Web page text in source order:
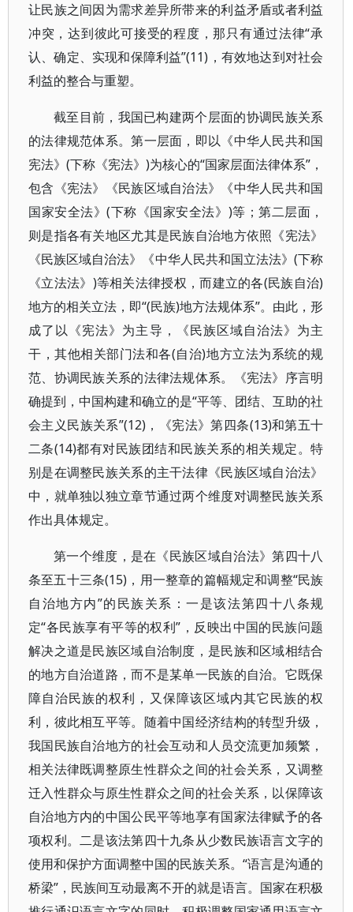
让民族之间因为需求差异所带来的利益矛盾或者利益
冲突，达到彼此可接受的程度，那只有通过法律“承
认、确定、实现和保障利益”(11)，有效地达到对社会
利益的整合与重塑。
截至目前，我国已构建两个层面的协调民族关系
的法律规范体系。第一层面，即以《中华人民共和国
宪法》(下称《宪法》)为核心的“国家层面法律体系”，
包含《宪法》《民族区域自治法》《中华人民共和国
国家安全法》(下称《国家安全法》)等；第二层面，
则是指各有关地区尤其是民族自治地方依照《宪法》
《民族区域自治法》《中华人民共和国立法法》(下称
《立法法》)等相关法律授权，而建立的各(民族自治)
地方的相关立法，即“(民族)地方法规体系”。由此，形
成了以《宪法》为主导，《民族区域自治法》为主
干，其他相关部门法和各(自治)地方立法为系统的规
范、协调民族关系的法律法规体系。《宪法》序言明
确提到，中国构建和确立的是“平等、团结、互助的社
会主义民族关系”(12)，《宪法》第四条(13)和第五十
二条(14)都有对民族团结和民族关系的相关规定。特
别是在调整民族关系的主干法律《民族区域自治法》
中，就单独以独立章节通过两个维度对调整民族关系
作出具体规定。
第一个维度，是在《民族区域自治法》第四十八
条至五十三条(15)，用一整章的篇幅规定和调整“民族
自治地方内”的民族关系：一是该法第四十八条规
定“各民族享有平等的权利”，反映出中国的民族问题
解决之道是民族区域自治制度，是民族和区域相结合
的地方自治道路，而不是某单一民族的自治。它既保
障自治民族的权利，又保障该区域内其它民族的权
利，彼此相互平等。随着中国经济结构的转型升级，
我国民族自治地方的社会互动和人员交流更加频繁，
相关法律既调整原生性群众之间的社会关系，又调整
迁入性群众与原生性群众之间的社会关系，以保障该
自治地方内的中国公民平等地享有国家法律赋予的各
项权利。二是该法第四十九条从少数民族语言文字的
使用和保护方面调整中国的民族关系。“语言是沟通的
桥梁”，民族间互动最离不开的就是语言。国家在积极